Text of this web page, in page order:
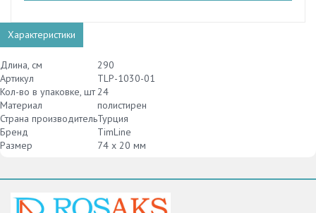
Характеристики
Длина, см
290
Артикул
TLP-1030-01
Кол-во в упаковке, шт 24
Материал
полистирен
Страна производительТурция
Бренд
TimLine
Размер
74 х 20 мм